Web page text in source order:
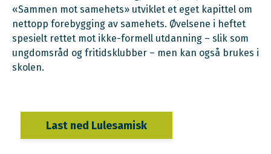
«Sammen mot samehets» utviklet et eget kapittel om
nettopp forebygging av samehets. Øvelsene i heftet
spesielt rettet mot ikke-formell utdanning – slik som
ungdomsråd og fritidsklubber – men kan også brukes i
skolen.
Last ned Lulesamisk